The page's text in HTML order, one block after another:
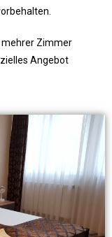
Zimmer
Angebot